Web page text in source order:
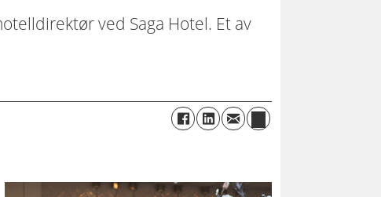
ved Saga Hotel. Et av